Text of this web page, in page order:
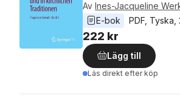
Av Ines-Jacqueline
E-bok
PDF Tyska
222 kr
Lägg till
Läs direkt efter köp